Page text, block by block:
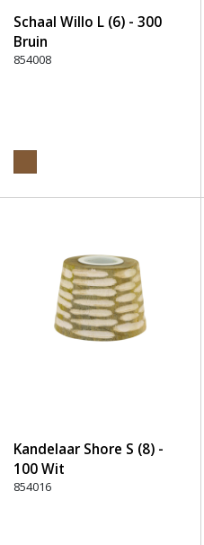
Schaal Willo L (6) - 300
Bruin
854008
Kandelaar Shore S (8) -
100 Wit
854016